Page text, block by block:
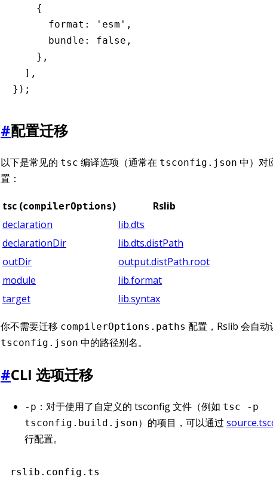
    {
      format
: 'esm' ,
      bundle
: false ,
    }
,
  ]
,
});
#配置迁移
以下是常见的 tsc 编译选项（通常在 tsconfig.json 中）对
置：
tsc (compilerOptions)
Rslib
declaration
lib.dts
declarationDir
lib.dts.distPath
outDir
output.distPath.root
module
lib.format
target
lib.syntax
你不需要迁移 compilerOptions.paths 配置，Rslib 会自动
tsconfig.json 中的路径别名。
#CLI 选项迁移
-p ：对于使用了自定义的 tsconfig 文件（例如 tsc -p
tsconfig.build.json）的项目，可以通过
行配置。
rslib.config.ts